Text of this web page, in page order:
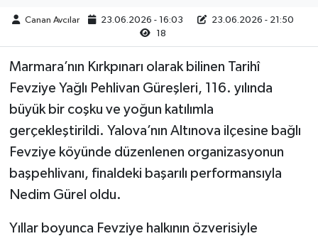
Canan Avcılar 23.06.2026 - 16:03
23.06.2026 - 21:50
18
Marmara’nın Kırkpınarı olarak bilinen Tarihî
Fevziye Yağlı Pehlivan Güreşleri, 116. yılında
büyük bir coşku ve yoğun katılımla
gerçekleştirildi. Yalova’nın Altınova ilçesine bağlı
Fevziye köyünde düzenlenen organizasyonun
başpehlivanı, finaldeki başarılı performansıyla
Nedim Gürel oldu.
Yıllar boyunca Fevziye halkının özverisiyle